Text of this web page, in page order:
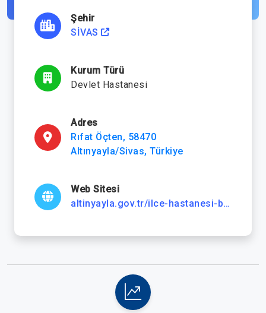
Şehir
SİVAS
Kurum Türü
Devlet Hastanesi
Adres
Rıfat Öçten, 58470
Altınyayla/Sivas, Türkiye
Web Sitesi
altinyayla.gov.tr/ilce-hastanesi-bashekimligi